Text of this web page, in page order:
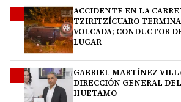
ACCIDENTE EN LA
TZIRITZÍCUARO
VOLCADA; CONDUCTOR
LUGAR
GABRIEL MARTÍNEZ
DIRECCIÓN GENERAL
HUETAMO